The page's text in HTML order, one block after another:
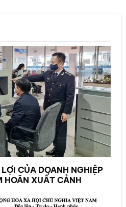
CỦA DOANH NGHIỆP
HOÃN XUẤT CẢNH